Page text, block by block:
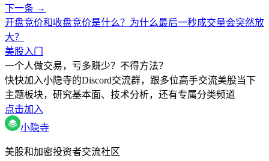
下一条 →
开盘竞价和收盘竞价是什么？为什么最后一秒成交量会突然放
大？
美股入门
一个人做交易，亏多赚少？不得方法？
快快加入小隐寺的Discord交流群，跟多位高手交流美股当下
主题板块，研究基本面、技术分析，还有专属分类频道
点击加入
小隐寺
美股和加密投资者交流社区